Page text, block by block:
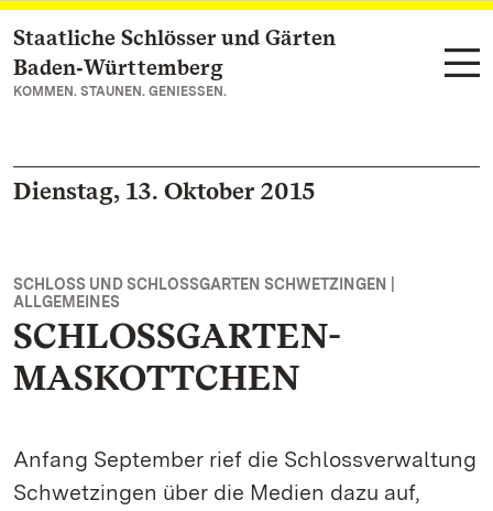
Zum Hauptinhalt springen
Staatliche Schlösser und Gärten
Baden‑Württemberg
KOMMEN. STAUNEN. GENIESSEN.
Dienstag, 13. Oktober 2015
SCHLOSS UND SCHLOSSGARTEN SCHWETZINGEN |
ALLGEMEINES
SCHLOSSGARTEN-
MASKOTTCHEN
Anfang September rief die Schlossverwaltung
Schwetzingen über die Medien dazu auf,